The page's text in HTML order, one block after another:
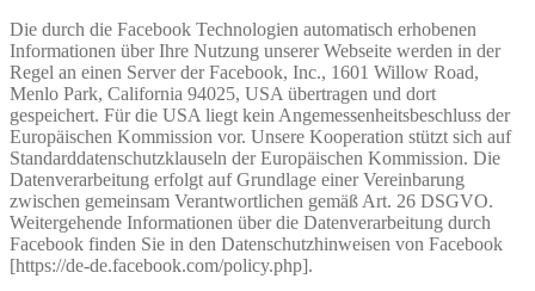
Die durch die Facebook Technologien automatisch erhobenen
Informationen über Ihre Nutzung unserer Webseite werden in der
Regel an einen Server der Facebook, Inc., 1601 Willow Road,
Menlo Park, California 94025, USA übertragen und dort
gespeichert. Für die USA liegt kein Angemessenheitsbeschluss der
Europäischen Kommission vor. Unsere Kooperation stützt sich auf
Standarddatenschutzklauseln der Europäischen Kommission. Die
Datenverarbeitung erfolgt auf Grundlage einer Vereinbarung
zwischen gemeinsam Verantwortlichen gemäß Art. 26 DSGVO.
Weitergehende Informationen über die Datenverarbeitung durch
Facebook finden Sie in den Datenschutzhinweisen von Facebook
[https://de-de.facebook.com/policy.php].